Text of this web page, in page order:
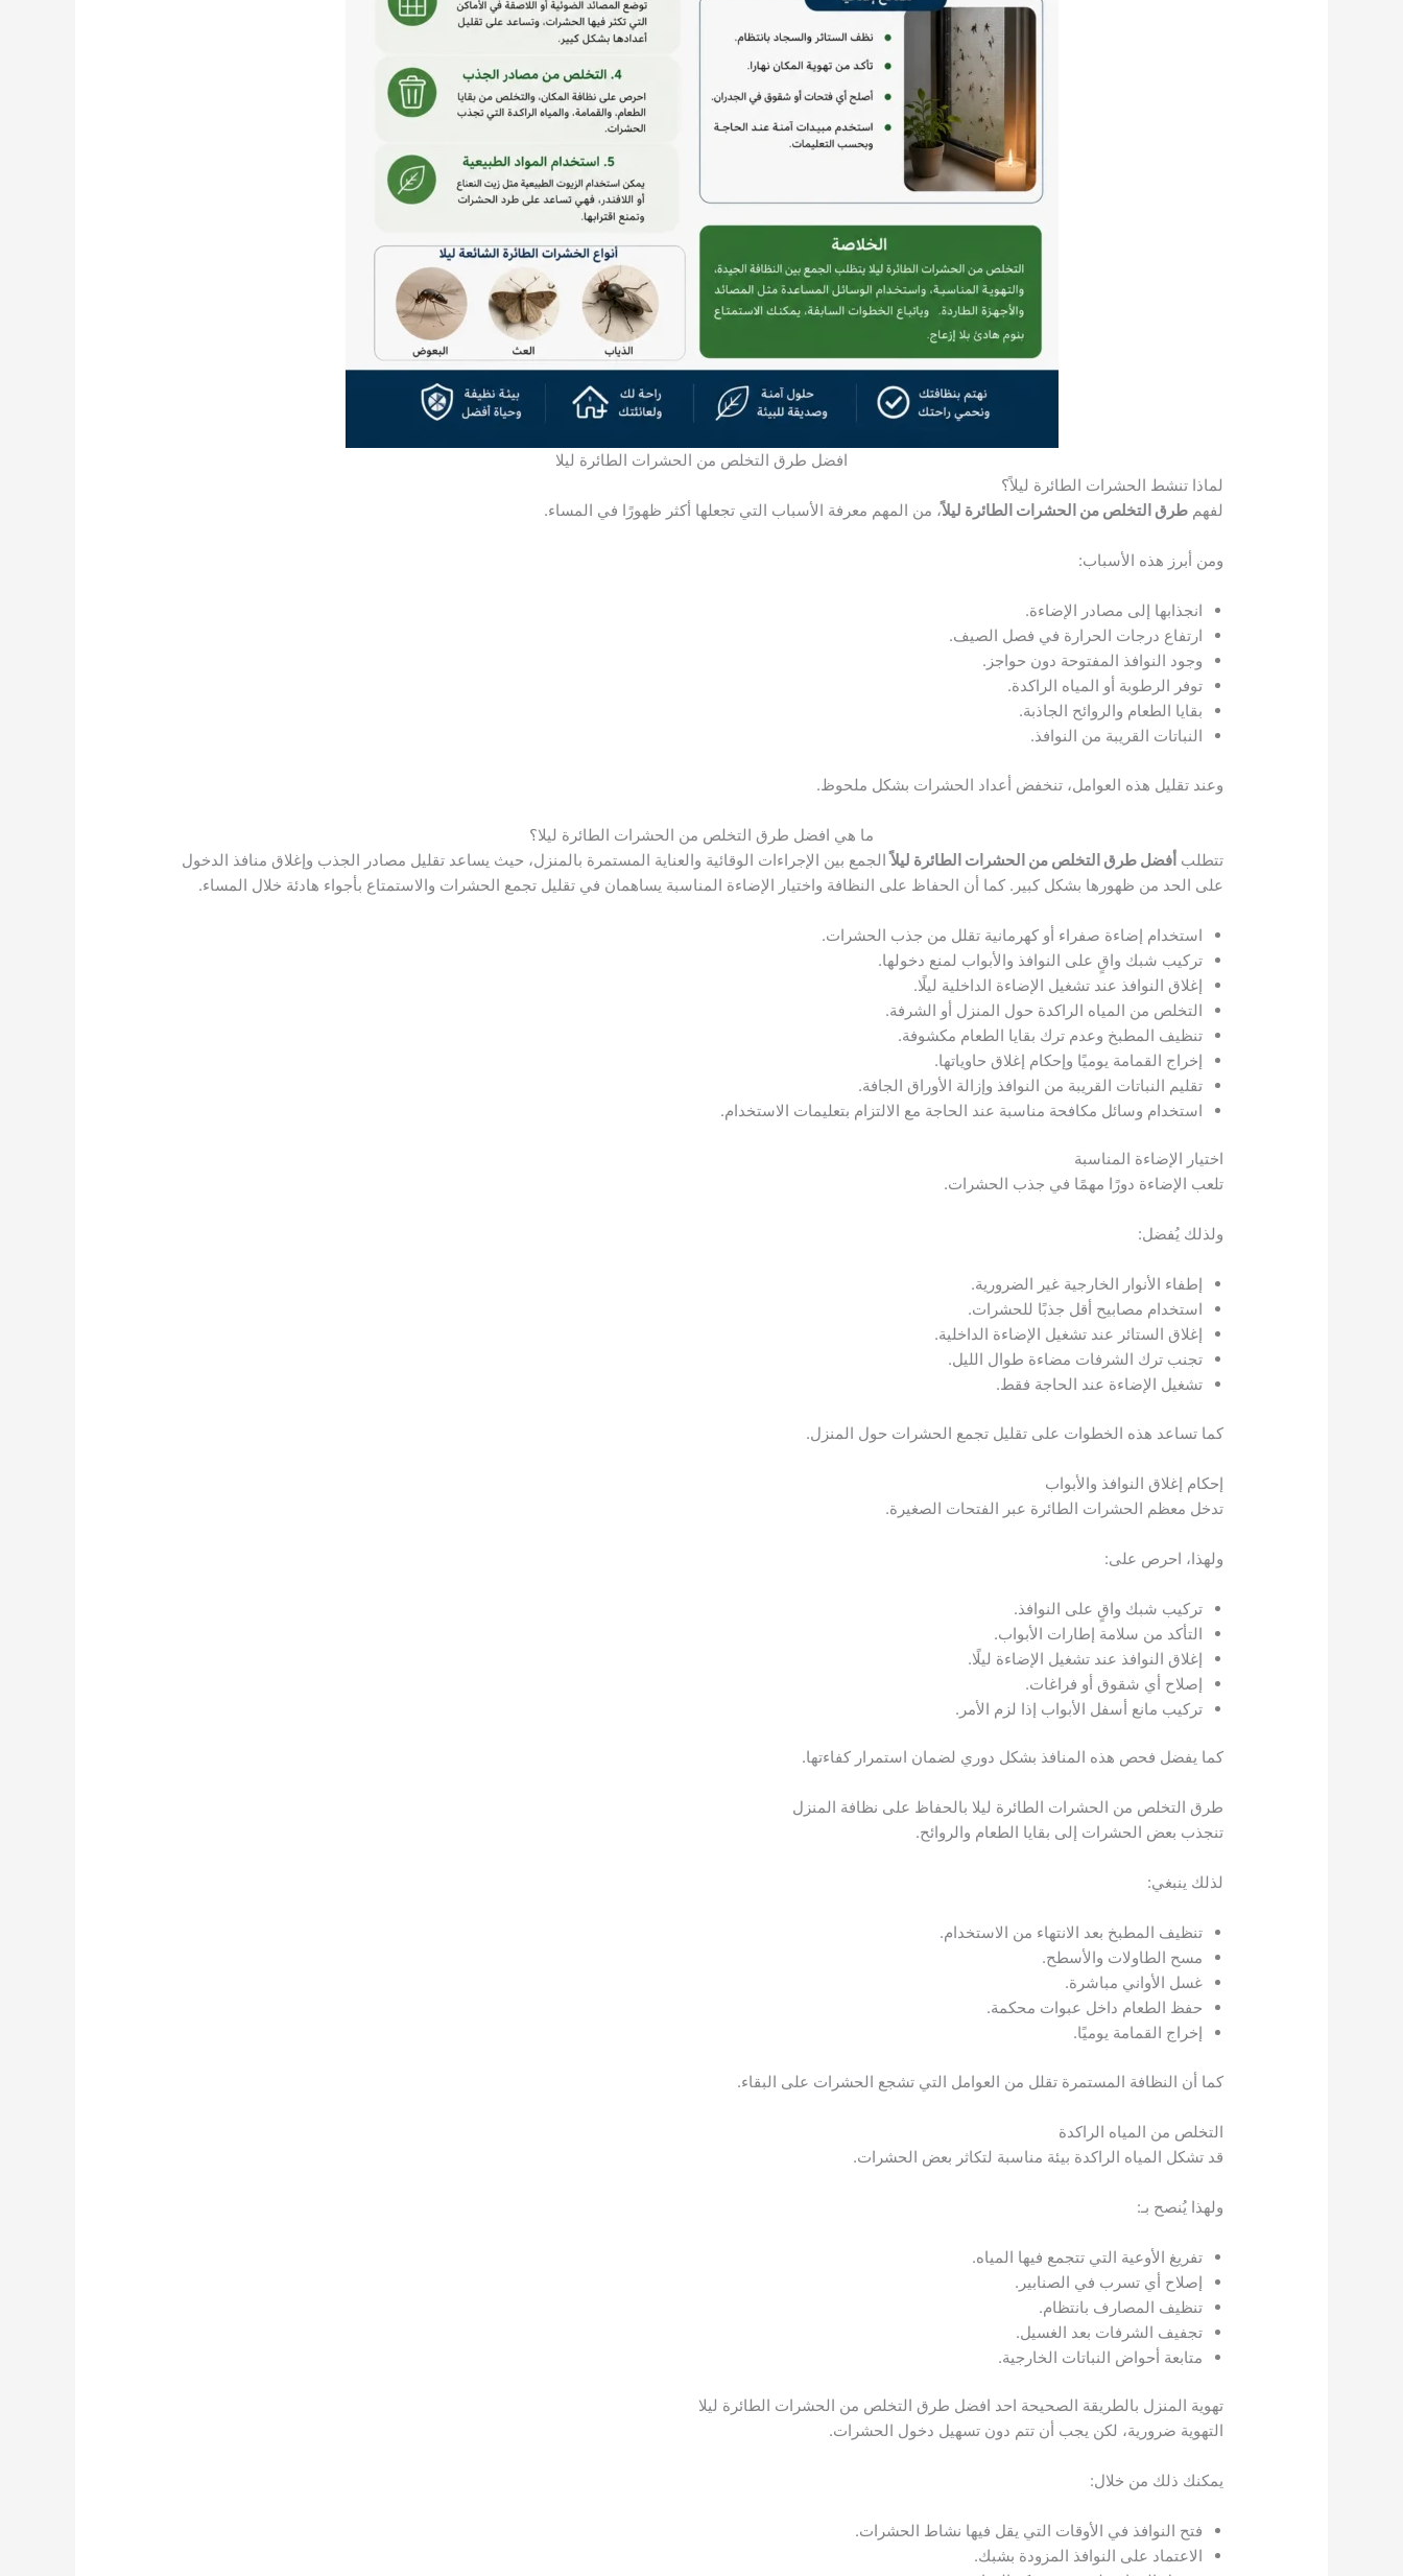
افضل طرق التخلص من الحشرات الطائرة ليلا
لماذا تنشط الحشرات الطائرة ليلاً؟
لفهمطرق التخلص من الحشرات الطائرة ليلاً، من المهم معرفة الأسباب التي تجعلها أكثر ظهورًا في المساء.
ومن أبرز هذه الأسباب:
انجذابها إلى مصادر الإضاءة.
ارتفاع درجات الحرارة في فصل الصيف.
وجود النوافذ المفتوحة دون حواجز.
توفر الرطوبة أو المياه الراكدة.
بقايا الطعام والروائح الجاذبة.
النباتات القريبة من النوافذ.
وعند تقليل هذه العوامل، تنخفض أعداد الحشرات بشكل ملحوظ.
ما هي افضل طرق التخلص من الحشرات الطائرة ليلا؟
تتطلبأفضل طرق التخلص من الحشرات الطائرة ليلاًالجمع بين الإجراءات الوقائية والعناية المستمرة بالمنزل، حيث يساعد تقليل مصادر الجذب وإغلاق منافذ الدخول
على الحد من ظهورها بشكل كبير. كما أن الحفاظ على النظافة واختيار الإضاءة المناسبة يساهمان في تقليل تجمع الحشرات والاستمتاع بأجواء هادئة خلال المساء.
استخدام إضاءة صفراء أو كهرمانية تقلل من جذب الحشرات.
تركيب شبك واقٍ على النوافذ والأبواب لمنع دخولها.
إغلاق النوافذ عند تشغيل الإضاءة الداخلية ليلًا.
التخلص من المياه الراكدة حول المنزل أو الشرفة.
تنظيف المطبخ وعدم ترك بقايا الطعام مكشوفة.
إخراج القمامة يوميًا وإحكام إغلاق حاوياتها.
تقليم النباتات القريبة من النوافذ وإزالة الأوراق الجافة.
استخدام وسائل مكافحة مناسبة عند الحاجة مع الالتزام بتعليمات الاستخدام.
اختيار الإضاءة المناسبة
تلعب الإضاءة دورًا مهمًا في جذب الحشرات.
ولذلك يُفضل:
إطفاء الأنوار الخارجية غير الضرورية.
استخدام مصابيح أقل جذبًا للحشرات.
إغلاق الستائر عند تشغيل الإضاءة الداخلية.
تجنب ترك الشرفات مضاءة طوال الليل.
تشغيل الإضاءة عند الحاجة فقط.
كما تساعد هذه الخطوات على تقليل تجمع الحشرات حول المنزل.
إحكام إغلاق النوافذ والأبواب
تدخل معظم الحشرات الطائرة عبر الفتحات الصغيرة.
ولهذا، احرص على:
تركيب شبك واقٍ على النوافذ.
التأكد من سلامة إطارات الأبواب.
إغلاق النوافذ عند تشغيل الإضاءة ليلًا.
إصلاح أي شقوق أو فراغات.
تركيب مانع أسفل الأبواب إذا لزم الأمر.
كما يفضل فحص هذه المنافذ بشكل دوري لضمان استمرار كفاءتها.
طرق التخلص من الحشرات الطائرة ليلا بالحفاظ على نظافة المنزل
تنجذب بعض الحشرات إلى بقايا الطعام والروائح.
لذلك ينبغي:
تنظيف المطبخ بعد الانتهاء من الاستخدام.
مسح الطاولات والأسطح.
غسل الأواني مباشرة.
حفظ الطعام داخل عبوات محكمة.
إخراج القمامة يوميًا.
كما أن النظافة المستمرة تقلل من العوامل التي تشجع الحشرات على البقاء.
التخلص من المياه الراكدة
قد تشكل المياه الراكدة بيئة مناسبة لتكاثر بعض الحشرات.
ولهذا يُنصح بـ:
تفريغ الأوعية التي تتجمع فيها المياه.
إصلاح أي تسرب في الصنابير.
تنظيف المصارف بانتظام.
تجفيف الشرفات بعد الغسيل.
متابعة أحواض النباتات الخارجية.
تهوية المنزل بالطريقة الصحيحة احد افضل طرق التخلص من الحشرات الطائرة ليلا
التهوية ضرورية، لكن يجب أن تتم دون تسهيل دخول الحشرات.
يمكنك ذلك من خلال:
فتح النوافذ في الأوقات التي يقل فيها نشاط الحشرات.
الاعتماد على النوافذ المزودة بشبك.